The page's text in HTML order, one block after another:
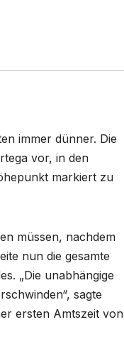
immer dünner. Die
vor, in den
markiert zu
müssen, nachdem
nun die gesamte
„Die unabhängige
sagte
ersten Amtszeit von